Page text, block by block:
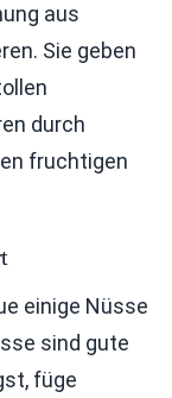
aus
Sie geben
durch
fruchtigen
einige Nüsse
sind gute
füge